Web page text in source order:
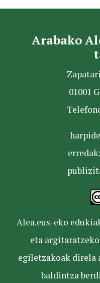
Arabako
01001
Alea.eus-eko
eta
egiletzakoak direla
baldintza